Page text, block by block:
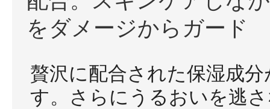
をダメージからガード
贅沢に配合された保湿成
す。さらにうるおいを逃